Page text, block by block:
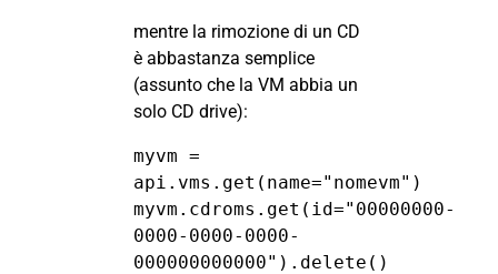
mentre la rimozione di un CD
è abbastanza semplice
(assunto che la VM abbia un
solo CD drive):
myvm =
api.vms.get(name="nomevm")
myvm.cdroms.get(id="00000000-
0000-0000-0000-
000000000000").delete()